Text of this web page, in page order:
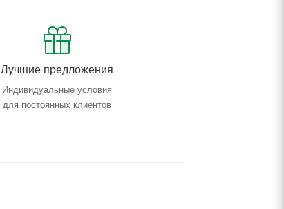
Лучшие предложения
Индивидуальные условия
для постоянных клиентов